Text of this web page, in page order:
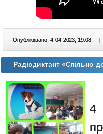
Опубліковано: 4-04-2023, 19:08 |
Радіодиктант «Спільно
4